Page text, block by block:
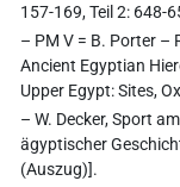
157-169, Teil 2: 648-
– PM V = B. Porter –
Ancient Egyptian
Upper Egypt: Sites,
– W. Decker, Sport
ägyptischer
(Auszug)].